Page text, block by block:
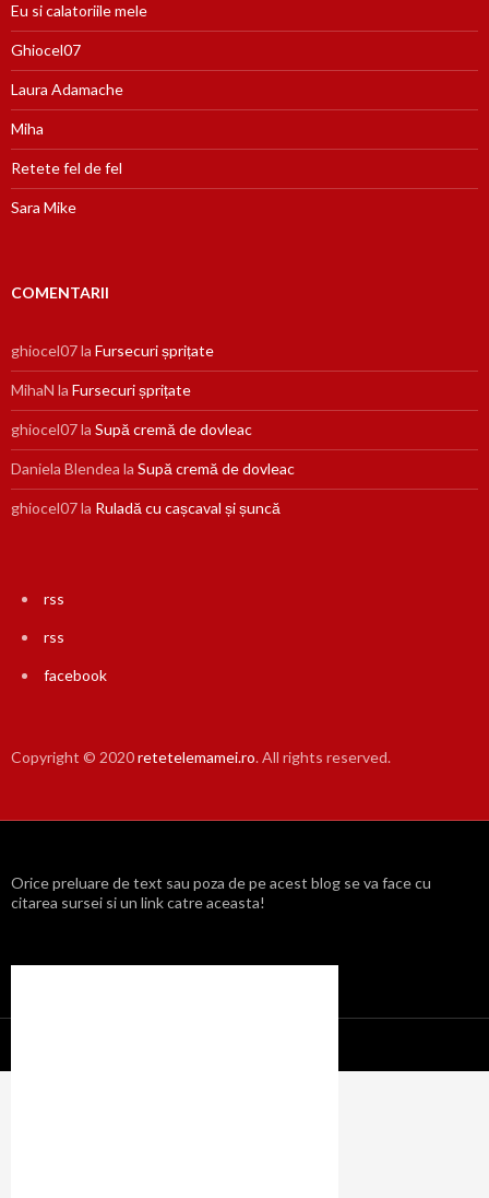
Eu si calatoriile mele
Ghiocel07
Laura Adamache
Miha
Retete fel de fel
Sara Mike
COMENTARII
ghiocel07la Fursecuri șprițate
MihaN la Fursecuri șprițate
ghiocel07la Supă cremă de dovleac
Daniela Blendea la Supă cremă de dovleac
ghiocel07la Ruladă cu cașcaval și șuncă
rss
rss
facebook
Copyright © 2020retetelemamei.ro. All rights reserved.
Orice preluare de text sau poza de pe acest blog se va face cu
citarea sursei si un link catre aceasta!